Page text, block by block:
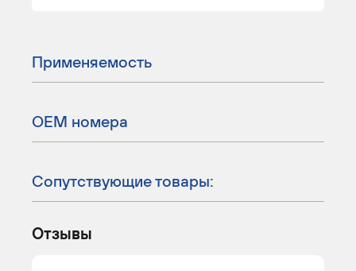
Применяемость
ОЕМ номера
Сопутствующие товары:
Отзывы